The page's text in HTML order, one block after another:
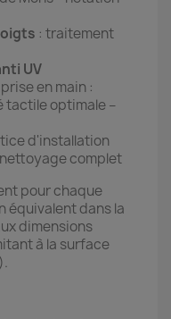
: traitement
UV
en main :
tactile optimale –
d'installation
complet
pour chaque
équivalent dans la
dimensions
à la surface